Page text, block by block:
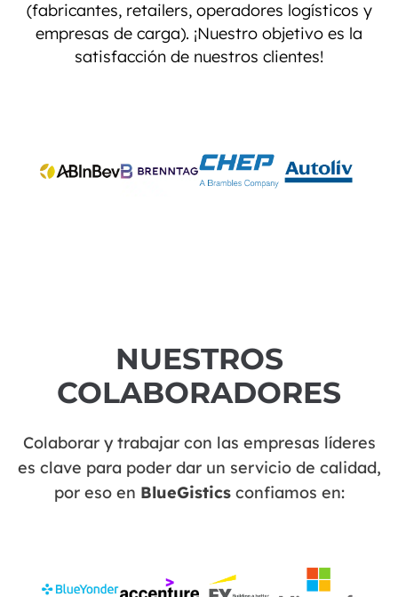
(fabricantes, retailers, operadores logísticos y
empresas de carga). ¡Nuestro objetivo es la
satisfacción de nuestros clientes!
NUESTROS
COLABORADORES
Colaborar y trabajar con las empresas líderes
es clave para poder dar un servicio de calidad,
por eso en BlueGisticsconfiamos en: